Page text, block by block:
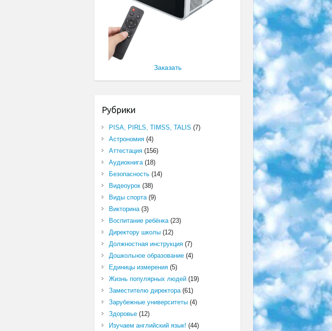
Заказать
Рубрики
PISA, PIRLS, TIMSS, TALIS (7)
Астрономия(4)
Аттестация(156)
Аудиокнига(18)
Безопасность(14)
Видеоурок(38)
Виды спорта(9)
Викторина(3)
Воспитание ребёнка(23)
Директору школы(12)
Должностная инструкция(7)
Дошкольное образование(4)
Единицы измерения(5)
Жизнь популярных людей(19)
Заместителю директора(61)
Зарубежные университеты(4)
Здоровье(12)
Изучаем английский язык! (44)